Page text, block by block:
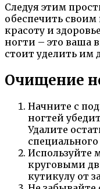
Следуя этим
обеспечить
красоту и
ногти – это ваша
стоит уделить им
Очищение
Начните с
ногтей
Удалите
круговыми
кутикулу от